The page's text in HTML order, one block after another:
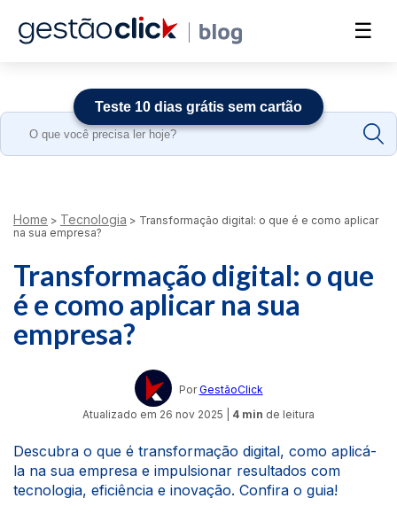
☰
Search
Home > Tecnologia > Transformação digital: o que é e como aplicar
na sua empresa?
Transformação digital: o que
é e como aplicar na sua
empresa?
Por GestãoClick
Atualizado em 26 nov 2025 4 min de leitura
Descubra o que é transformação digital, como aplicá-
la na sua empresa e impulsionar resultados com
tecnologia, eficiência e inovação. Confira o guia!
Teste 10 dias grátis sem cartão